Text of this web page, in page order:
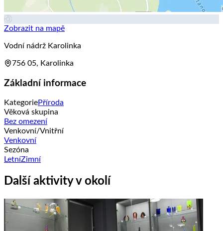
Zobrazit na mapě
Vodní nádrž Karolinka
756 05, Karolinka
Základní informace
KategoriePříroda
Věková skupina
Bez omezení
Venkovní/Vnitřní
Venkovní
Sezóna
LetníZimní
Další aktivity v okolí